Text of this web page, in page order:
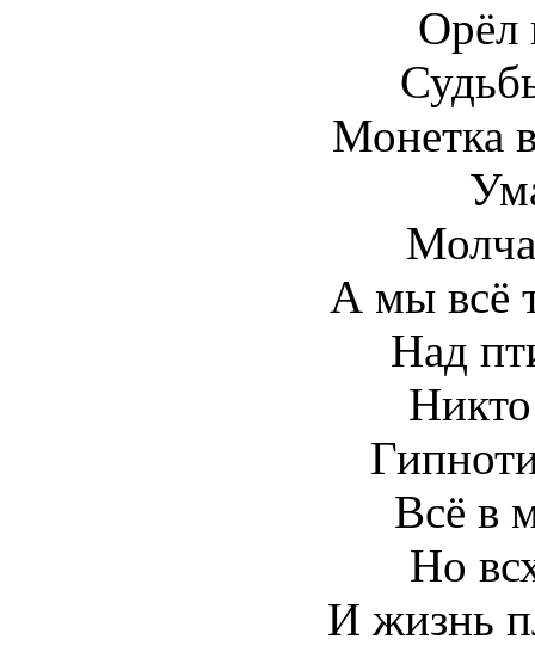
Орёл
Монетка
А мы всё
Над
Всё в
Но
И жизнь